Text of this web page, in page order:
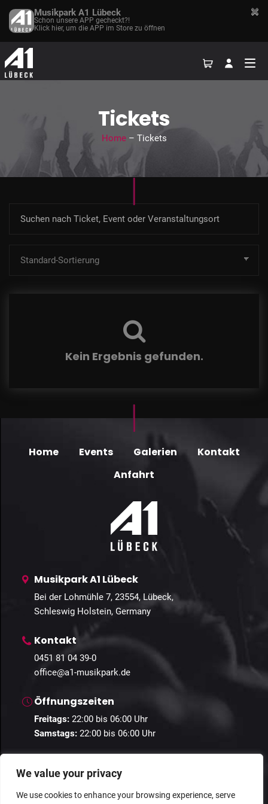
We value your privacy
We use cookies to enhance your browsing experience, serve
Tickets
Home– Tickets
Kein Ergebnis gefunden.
Home Events Galerien
Kontakt
Anfahrt
Musikpark A1 Lübeck
Bei der Lohmühle 7, 23554, Lübeck,
Schleswig Holstein, Germany
Kontakt
0451 81 04 39-0
office@a1-musikpark.de
Öffnungszeiten
Freitags: 22:00 bis 06:00 Uhr
Samstags: 22:00 bis 06:00 Uhr
Musikpark A1 Lübeck
Schon unsere APP gecheckt?!
Klick hier, um die APP im Store zu öffnen